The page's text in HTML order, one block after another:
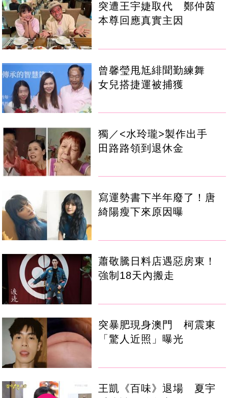
突遭王宇婕取代 鄭仲茵
本尊回應真實主因
曾馨瑩甩尪緋聞勤練舞
女兒搭捷運被捕獲
獨／<水玲瓏>製作出手
田路路領到退休金
寫運勢書下半年廢了！唐
綺陽瘦下來原因曝
蕭敬騰日料店遇惡房東！
強制18天內搬走
突暴肥現身澳門 柯震東
「驚人近照」曝光
王凱《百味》退場 夏宇